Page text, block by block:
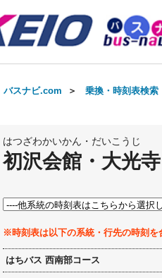
バスナビ.com ＞ 乗換・時刻表検索
はつざわかいかん・だいこうじ
初沢会館・大光
※時刻表は以下の系統・行先の時刻を
はちバス 西南部コース